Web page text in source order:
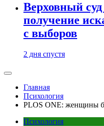
Верховный
получение
с выборов
2 дня спустя
Главная
Психология
PLOS ONE: женщины
Психология